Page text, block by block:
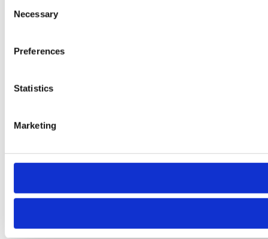
Selection
Necessary
Preferences
Statistics
Marketing